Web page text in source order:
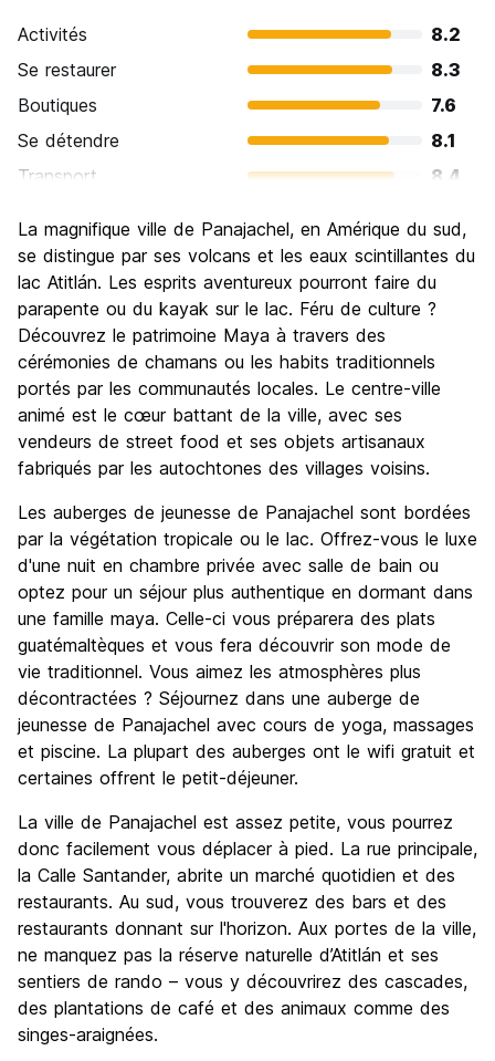
Activités
8.2
Se restaurer
8.3
Boutiques
7.6
Se détendre
8.1
Transport
8.4
Culture
8.1
Sortir le soir / faire la fête
7.1
Bonnes affaires
8.3
La magnifique ville de Panajachel, en Amérique du sud,
se distingue par ses volcans et les eaux scintillantes du
lac Atitlán. Les esprits aventureux pourront faire du
parapente ou du kayak sur le lac. Féru de culture ?
Découvrez le patrimoine Maya à travers des
cérémonies de chamans ou les habits traditionnels
portés par les communautés locales. Le centre-ville
animé est le cœur battant de la ville, avec ses
vendeurs de street food et ses objets artisanaux
fabriqués par les autochtones des villages voisins.
Les auberges de jeunesse de Panajachel sont bordées
par la végétation tropicale ou le lac. Offrez-vous le luxe
d'une nuit en chambre privée avec salle de bain ou
optez pour un séjour plus authentique en dormant dans
une famille maya. Celle-ci vous préparera des plats
guatémaltèques et vous fera découvrir son mode de
vie traditionnel. Vous aimez les atmosphères plus
décontractées ? Séjournez dans une auberge de
jeunesse de Panajachel avec cours de yoga, massages
et piscine. La plupart des auberges ont le wifi gratuit et
certaines offrent le petit-déjeuner.
La ville de Panajachel est assez petite, vous pourrez
donc facilement vous déplacer à pied. La rue principale,
la Calle Santander, abrite un marché quotidien et des
restaurants. Au sud, vous trouverez des bars et des
restaurants donnant sur l'horizon. Aux portes de la ville,
ne manquez pas la réserve naturelle d’Atitlán et ses
sentiers de rando – vous y découvrirez des cascades,
des plantations de café et des animaux comme des
singes-araignées.